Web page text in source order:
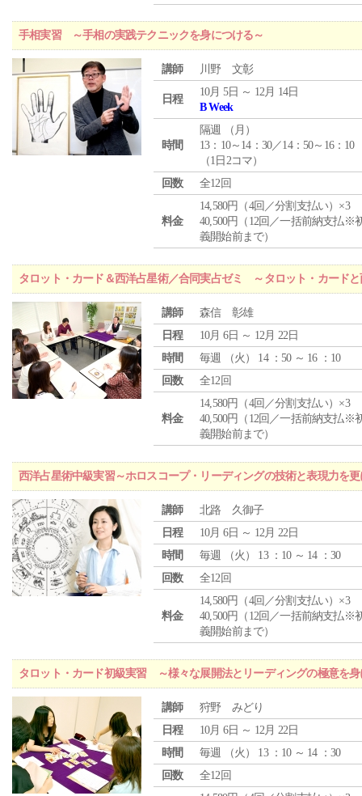
手相実習 ～手相の実践テクニックを身につける～
講師 川野 文彰
日程
10月 5日 ～ 12月 14日
B Week
時間
隔週 （ 月 ）
13：10～14：30／14：50～16：10
（1日2コマ）
回数
全12回
料金
14,580円（4回／分割支払い）×3
40,500円（12回／一括前納支払※
義開始前まで）
タロット・カード＆西洋占星術／合同実占ゼミ ～タロット・カード
講師
森信 彰雄
日程
10月 6日 ～ 12月 22日
時間
毎週 （火 ） 14 ：50 ～ 16 ：10
回数
全12回
料金
14,580円（4回／分割支払い）×3
40,500円（12回／一括前納支払※
義開始前まで）
西洋占星術中級実習～ホロスコープ・リーディングの技術と表現力を
講師
北路 久御子
日程
10月 6日 ～ 12月 22日
時間
毎週 （火 ） 13 ：10 ～ 14 ：30
回数
全12回
料金
14,580円（4回／分割支払い）×3
40,500円（12回／一括前納支払※
義開始前まで）
タロット・カード初級実習 ～様々な展開法とリーディングの極意を身
講師
狩野 みどり
日程
10月 6日 ～ 12月 22日
時間
毎週 （火 ） 13 ：10 ～ 14 ：30
回数
全12回